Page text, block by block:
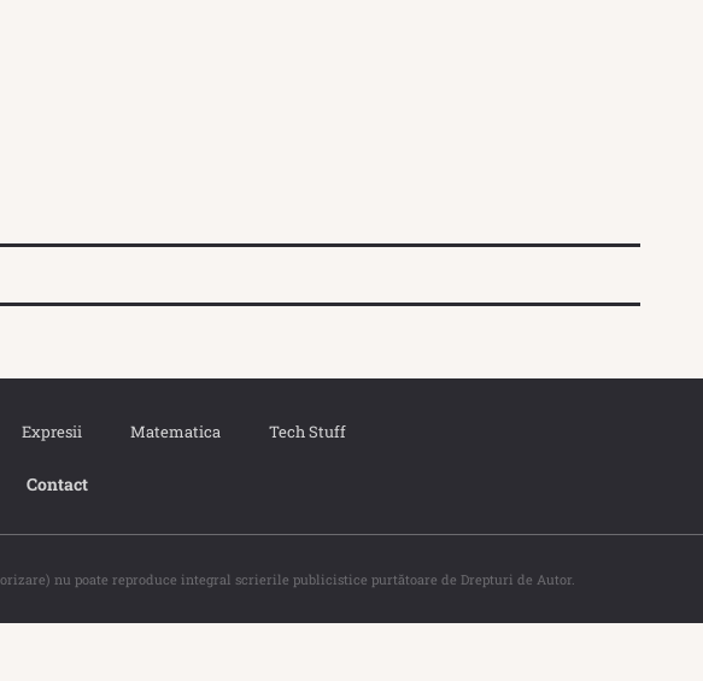
Expresii Matematica Tech Stuff
Contact
nu poate reproduce integral scrierile publicistice purtătoare de Drepturi de Autor.